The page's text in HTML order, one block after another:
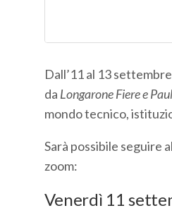
Dall’11 al 13
da Longarone Fiere e
mondo tecnico,
Sarà possibile seguire
zoom:
Venerdì 11